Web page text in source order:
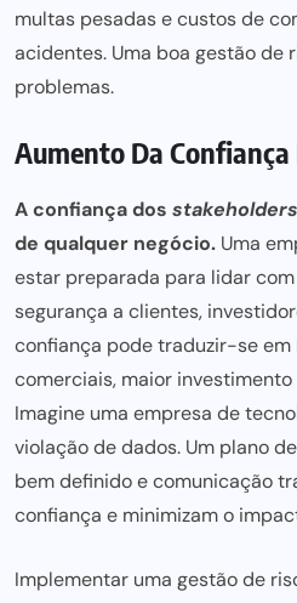
multas pesadas e custos de
acidentes. Uma boa gestão de
problemas.
Aumento Da
A confiança dos stakeholders
de qualquer negócio. Uma
estar preparada para lidar
segurança a clientes,
confiança pode traduzir-se em
comerciais, maior
Imagine uma empresa de
violação de dados. Um plano
bem definido e comunicação
confiança e minimizam o
Implementar uma gestão de